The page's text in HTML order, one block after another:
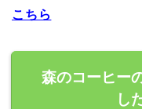
こちら
森のコーヒー
し